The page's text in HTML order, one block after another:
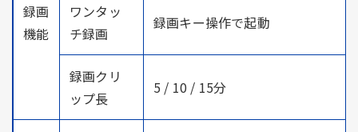
録画
機能
ワンタッ
チ録画
録画キー操作で起動
録画クリ
ップ長
5 / 10 / 15分